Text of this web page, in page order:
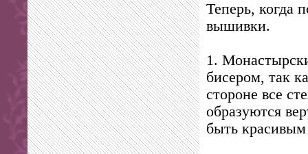
Теперь, когда
вышивки.
1.
бисером, так
стороне все
образуются
быть